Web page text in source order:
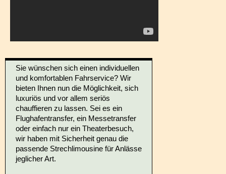
Sie wünschen sich einen individuellen
und komfortablen Fahrservice? Wir
bieten Ihnen nun die Möglichkeit, sich
luxuriös und vor allem seriös
chauffieren zu lassen. Sei es ein
Flughafentransfer, ein Messetransfer
oder einfach nur ein Theaterbesuch,
wir haben mit Sicherheit genau die
passende Strechlimousine für Anlässe
jeglicher Art.